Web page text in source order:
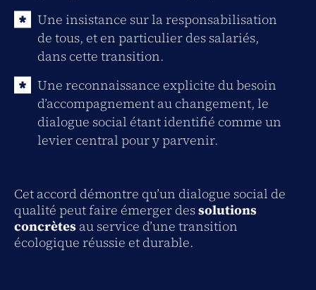
Une insistance sur la responsabilisation
de tous, et en particulier des salariés,
dans cette transition.
Une reconnaissance explicite du besoin
d’accompagnement au changement, le
dialogue social étant identifié comme un
levier central pour y parvenir.
Cet accord démontre qu’un dialogue social de
qualité peut faire émerger dessolutions
concrètes au service d’une transition
écologique réussie et durable.